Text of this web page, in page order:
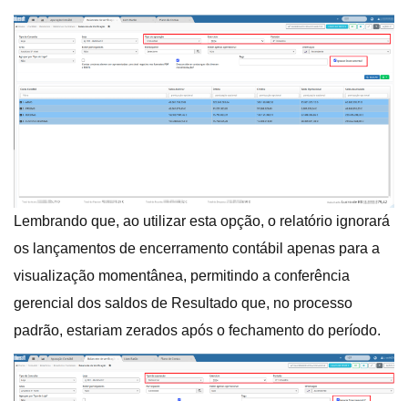
Lembrando que, ao utilizar esta opção, o relatório ignorará
os lançamentos de encerramento contábil apenas para a
visualização momentânea, permitindo a conferência
gerencial dos saldos de Resultado que, no processo
padrão, estariam zerados após o fechamento do período.